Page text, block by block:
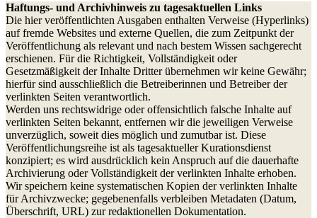
Haftungs- und Archivhinweis zu tagesaktuellen Links
Die hier veröffentlichten Ausgaben enthalten Verweise (Hyperlinks)
auf fremde Websites und externe Quellen, die zum Zeitpunkt der
Veröffentlichung als relevant und nach bestem Wissen sachgerecht
erschienen. Für die Richtigkeit, Vollständigkeit oder
Gesetzmäßigkeit der Inhalte Dritter übernehmen wir keine Gewähr;
hierfür sind ausschließlich die Betreiberinnen und Betreiber der
verlinkten Seiten verantwortlich.
Werden uns rechtswidrige oder offensichtlich falsche Inhalte auf
verlinkten Seiten bekannt, entfernen wir die jeweiligen Verweise
unverzüglich, soweit dies möglich und zumutbar ist. Diese
Veröffentlichungsreihe ist als tagesaktueller Kurationsdienst
konzipiert; es wird ausdrücklich kein Anspruch auf die dauerhafte
Archivierung oder Vollständigkeit der verlinkten Inhalte erhoben.
Wir speichern keine systematischen Kopien der verlinkten Inhalte
für Archivzwecke; gegebenenfalls verbleiben Metadaten (Datum,
Überschrift, URL) zur redaktionellen Dokumentation.